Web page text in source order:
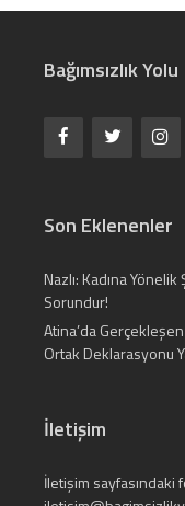
Bağımsızlık Yolu
Son Eklenenler
Nazlı: Kadına
Sorundur!
Atina’da Gerçekleşen
Ortak Deklarasyonu
İletişim
İletişim sayfasındaki